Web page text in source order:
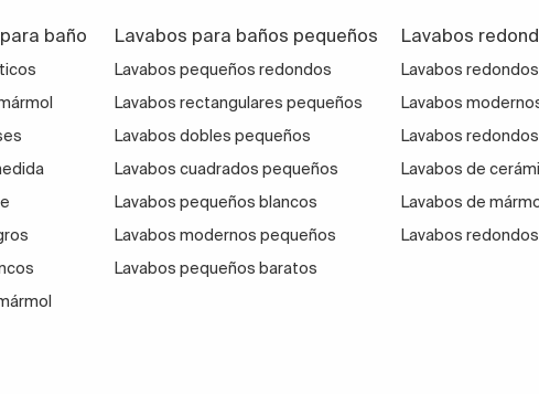
baño Lavabos para baños pequeños
Lavabos pequeños redondos
Lavabos rectangulares pequeños
Lavabos dobles pequeños
Lavabos cuadrados pequeños
Lavabos pequeños blancos
Lavabos modernos pequeños
Lavabos pequeños baratos
Lavabos
Lavabos
Lavabos
Lavabos
Lavabos de
Lavabos de
Lavabos